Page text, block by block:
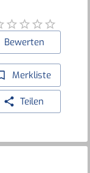
Bewerten
Merkliste
Teilen